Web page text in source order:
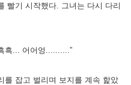
빨기 시작했다. 그녀는 다시 다리
흑... 어어엉..........”
를 잡고 벌리며 보지를 계속 핥았